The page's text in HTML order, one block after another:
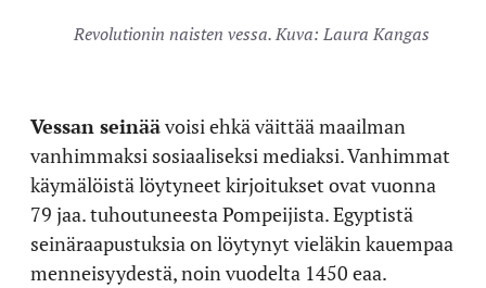
Revolutionin naisten vessa. Kuva: Laura Kangas
Vessan seinäävoisi ehkä väittää maailman
vanhimmaksi sosiaaliseksi mediaksi. Vanhimmat
käymälöistä löytyneet kirjoitukset ovat vuonna
79 jaa. tuhoutuneesta Pompeijista. Egyptistä
seinäraapustuksia on löytynyt vieläkin kauempaa
menneisyydestä, noin vuodelta 1450 eaa.